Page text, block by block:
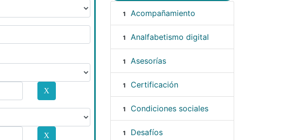
1 Acompañamiento
1 Analfabetismo digital
1 Asesorías
1 Certificación
1 Condiciones sociales
1 Desafíos